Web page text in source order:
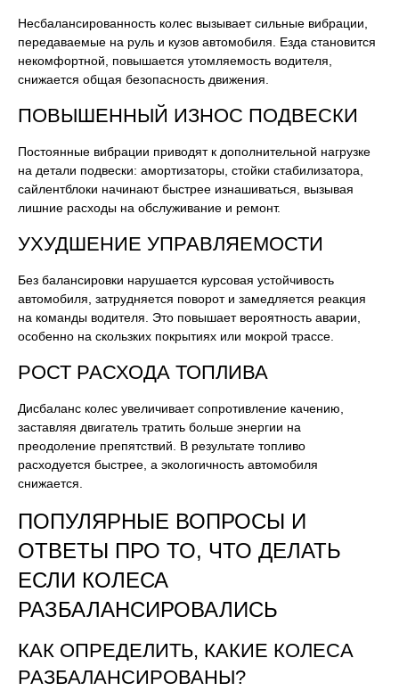
Несбалансированность колес вызывает сильные вибрации,
передаваемые на руль и кузов автомобиля. Езда становится
некомфортной, повышается утомляемость водителя,
снижается общая безопасность движения.
ПОВЫШЕННЫЙ ИЗНОС ПОДВЕСКИ
Постоянные вибрации приводят к дополнительной нагрузке
на детали подвески: амортизаторы, стойки стабилизатора,
сайлентблоки начинают быстрее изнашиваться, вызывая
лишние расходы на обслуживание и ремонт.
УХУДШЕНИЕ УПРАВЛЯЕМОСТИ
Без балансировки нарушается курсовая устойчивость
автомобиля, затрудняется поворот и замедляется реакция
на команды водителя. Это повышает вероятность аварии,
особенно на скользких покрытиях или мокрой трассе.
РОСТ РАСХОДА ТОПЛИВА
Дисбаланс колес увеличивает сопротивление качению,
заставляя двигатель тратить больше энергии на
преодоление препятствий. В результате топливо
расходуется быстрее, а экологичность автомобиля
снижается.
ПОПУЛЯРНЫЕ ВОПРОСЫ И
ОТВЕТЫ ПРО ТО, ЧТО ДЕЛАТЬ
ЕСЛИ КОЛЕСА
РАЗБАЛАНСИРОВАЛИСЬ
КАК ОПРЕДЕЛИТЬ, КАКИЕ КОЛЕСА
РАЗБАЛАНСИРОВАНЫ?